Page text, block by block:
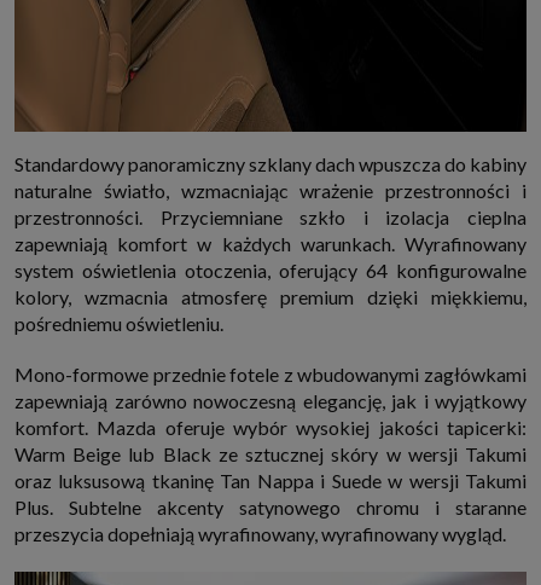
Standardowy panoramiczny szklany dach wpuszcza do kabiny
naturalne światło, wzmacniając wrażenie przestronności i
przestronności. Przyciemniane szkło i izolacja cieplna
zapewniają komfort w każdych warunkach. Wyrafinowany
system oświetlenia otoczenia, oferujący 64 konfigurowalne
kolory, wzmacnia atmosferę premium dzięki miękkiemu,
pośredniemu oświetleniu.
Mono-formowe przednie fotele z wbudowanymi zagłówkami
zapewniają zarówno nowoczesną elegancję, jak i wyjątkowy
komfort. Mazda oferuje wybór wysokiej jakości tapicerki:
Warm Beige lub Black ze sztucznej skóry w wersji Takumi
oraz luksusową tkaninę Tan Nappa i Suede w wersji Takumi
Plus. Subtelne akcenty satynowego chromu i staranne
przeszycia dopełniają wyrafinowany, wyrafinowany wygląd.